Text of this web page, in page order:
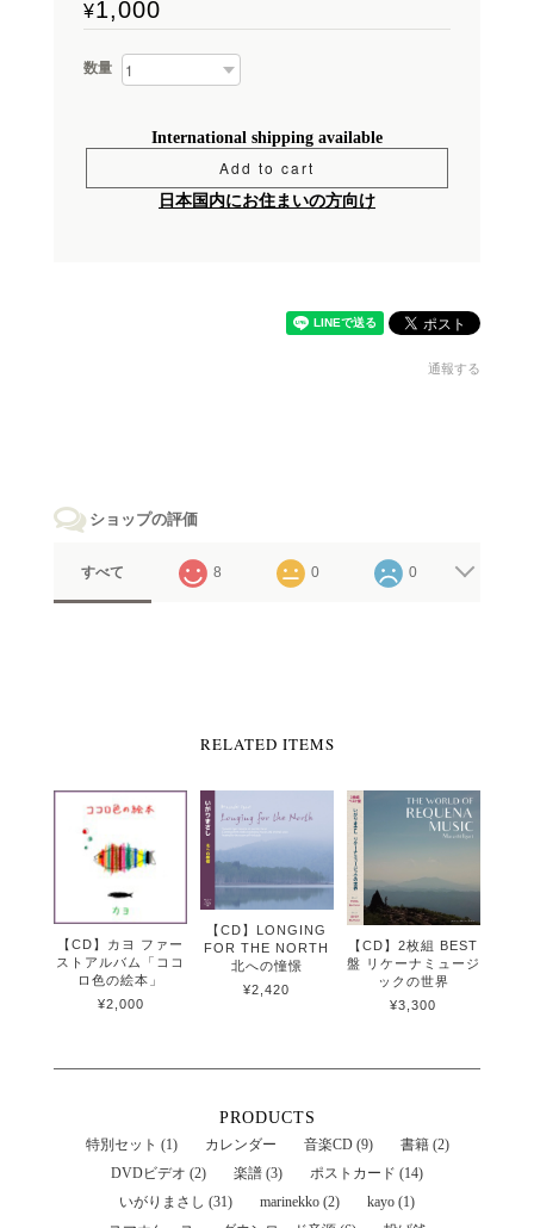
¥1,000
数量
International shipping available
Add to cart
日本国内にお住まいの方向け
通報する
ショップの評価
すべて 8 0 0
RELATED ITEMS
【CD】カヨ ファー
ストアルバム「ココ
ロ色の絵本」
¥2,000
【CD】LONGING
FOR THE NORTH
北への憧憬
¥2,420
【CD】2枚組 BEST
盤 リケーナミュージ
ックの世界
¥3,300
PRODUCTS
特別セット (1) カレンダー 音楽CD (9)
書籍 (2)
DVDビデオ (2)
楽譜 (3)
ポストカード (14)
いがりまさし (31)
marinekko (2)
kayo (1)